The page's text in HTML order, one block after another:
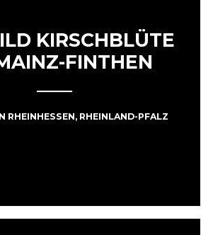
KIRSCHBLÜTE
FINTHEN
RHEINHESSEN, RHEINLAND-PFALZ